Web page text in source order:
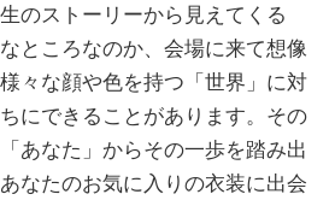
のストーリーから見えてくる
ところなのか、会場に来て想像
々な顔や色を持つ「世界」に対
にできることがあります。その
あなた」からその一歩を踏み出
なたのお気に入りの衣装に出会